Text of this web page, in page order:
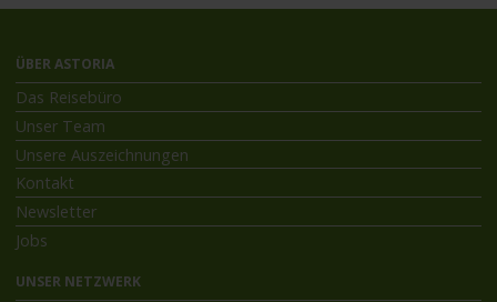
ÜBER ASTORIA
Das Reisebüro
Unser Team
Unsere Auszeichnungen
Kontakt
Newsletter
Jobs
UNSER NETZWERK